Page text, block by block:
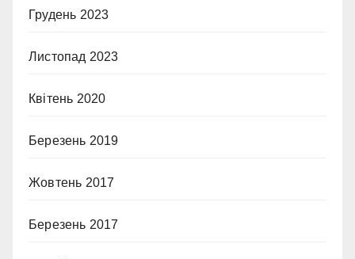
Грудень 2023
Листопад 2023
Квітень 2020
Березень 2019
Жовтень 2017
Березень 2017